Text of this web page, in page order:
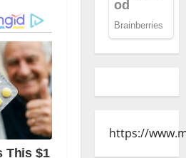
https://